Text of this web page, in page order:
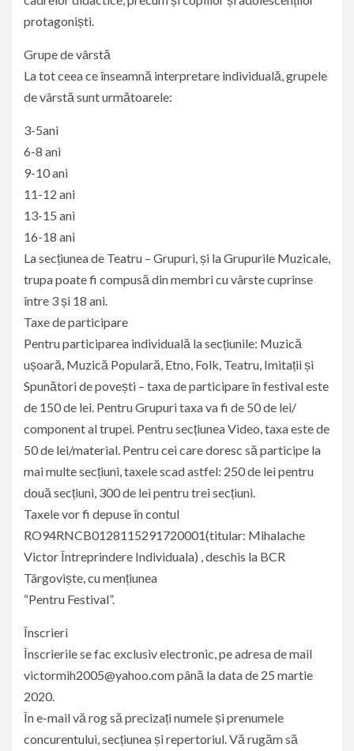
protagoniști.
Grupe de vârstă
La tot ceea ce înseamnă interpretare individuală, grupele
de vârstă sunt următoarele:
3-5ani
6-8 ani
9-10 ani
11-12 ani
13-15 ani
16-18 ani
La secțiunea de Teatru – Grupuri, și la Grupurile Muzicale,
trupa poate fi compusă din membri cu vârste cuprinse
între 3 și 18 ani.
Taxe de participare
Pentru participarea individuală la secțiunile: Muzică
ușoară, Muzică Populară, Etno, Folk, Teatru, Imitații și
Spunători de povești – taxa de participare în festival este
de 150 de lei. Pentru Grupuri taxa va fi de 50 de lei/
component al trupei. Pentru secțiunea Video, taxa este de
50 de lei/material. Pentru cei care doresc să participe la
mai multe secțiuni, taxele scad astfel: 250 de lei pentru
două secțiuni, 300 de lei pentru trei secțiuni.
Taxele vor fi depuse în contul
RO94RNCB0128115291720001(titular: Mihalache
Victor Întreprindere Individuala) , deschis la BCR
Târgoviște, cu mențiunea
“Pentru Festival”.
Înscrieri
Înscrierile se fac exclusiv electronic, pe adresa de mail
victormih2005@yahoo.com până la data de 25 martie
2020.
În e-mail vă rog să precizați numele și prenumele
concurentului, secțiunea și repertoriul. Vă rugăm să